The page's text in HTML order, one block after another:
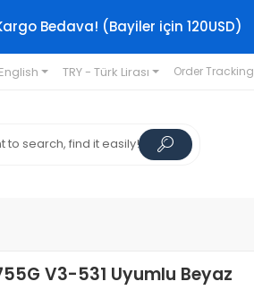
Bedava! (Bayiler için 120USD)
English TRY - Türk Lirası Order Tracking
V3-531 Uyumlu Beyaz